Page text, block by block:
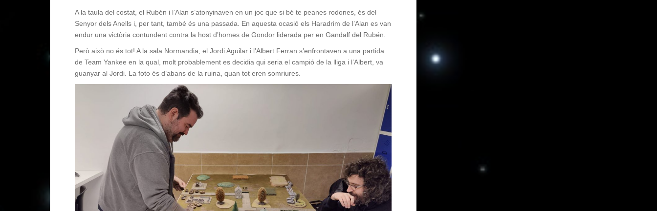
A la taula del costat, el Rubén i l’Alan s’atonyinaven en un joc que si bé te peanes rodones, és del
Senyor dels Anells i, per tant, també és una passada. En aquesta ocasió els Haradrim de l’Alan es van
endur una victòria contundent contra la host d’homes de Gondor liderada per en Gandalf del Rubén.
Però això no és tot! A la sala Normandia, el Jordi Aguilar i l’Albert Ferran s’enfrontaven a una partida
de Team Yankee en la qual, molt probablement es decidia qui seria el campió de la lliga i l’Albert, va
guanyar al Jordi. La foto és d’abans de la ruina, quan tot eren somriures.